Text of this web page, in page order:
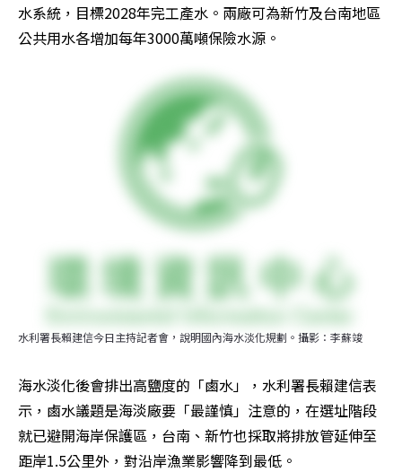
水系統，目標2028年完工產水。兩廠可為新竹及台南地區
公共用水各增加每年3000萬噸保險水源。
水利署長賴建信今日主持記者會，說明國內海水淡化規劃。攝影：李蘇竣
海水淡化後會排出高鹽度的「鹵水」，水利署長賴建信表
示，鹵水議題是海淡廠要「最謹慎」注意的，在選址階段
就已避開海岸保護區，台南、新竹也採取將排放管延伸至
距岸1.5公里外，對沿岸漁業影響降到最低。